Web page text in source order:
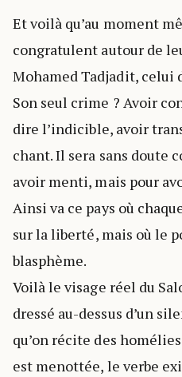
Et voilà qu’au moment
congratulent autour de
Mohamed Tadjadit, celui
Son seul crime ? Avoir
dire l’indicible, avoir
chant. Il sera sans doute
avoir menti, mais pour
Ainsi va ce pays où
sur la liberté, mais où le
blasphème.
Voilà le visage réel du
dressé au-dessus d’un
qu’on récite des
est menottée, le verbe